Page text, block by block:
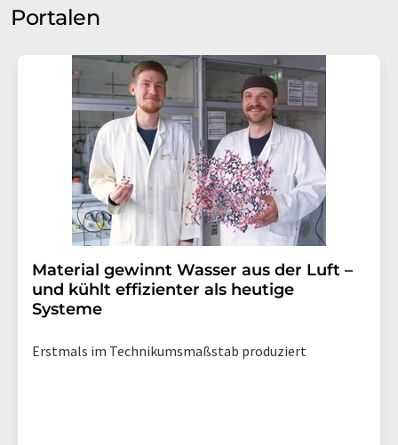
Portalen
Material gewinnt Wasser aus der Luft –
und kühlt effizienter als heutige
Systeme
Erstmals im Technikumsmaßstab produziert